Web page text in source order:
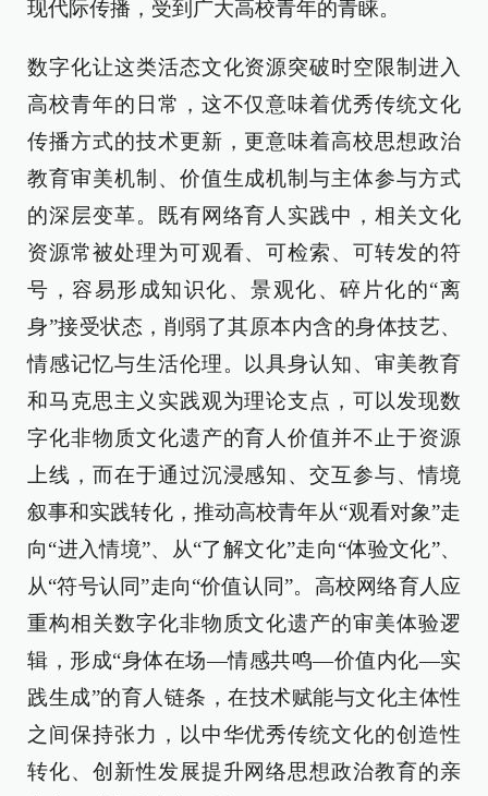
现代际传播，受到广大高校青年的青睐。
数字化让这类活态文化资源突破时空限制进入
高校青年的日常，这不仅意味着优秀传统文化
传播方式的技术更新，更意味着高校思想政治
教育审美机制、价值生成机制与主体参与方式
的深层变革。既有网络育人实践中，相关文化
资源常被处理为可观看、可检索、可转发的符
号，容易形成知识化、景观化、碎片化的“离
身”接受状态，削弱了其原本内含的身体技艺、
情感记忆与生活伦理。以具身认知、审美教育
和马克思主义实践观为理论支点，可以发现数
字化非物质文化遗产的育人价值并不止于资源
上线，而在于通过沉浸感知、交互参与、情境
叙事和实践转化，推动高校青年从“观看对象”走
向“进入情境”、从“了解文化”走向“体验文化”、
从“符号认同”走向“价值认同”。高校网络育人应
重构相关数字化非物质文化遗产的审美体验逻
辑，形成“身体在场—情感共鸣—价值内化—实
践生成”的育人链条，在技术赋能与文化主体性
之间保持张力，以中华优秀传统文化的创造性
转化、创新性发展提升网络思想政治教育的亲